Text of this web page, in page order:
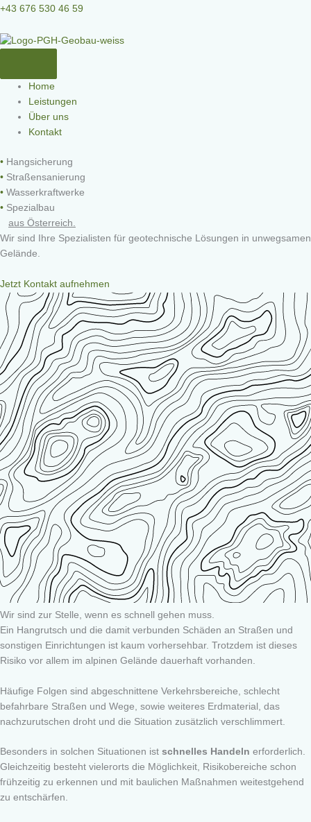
Zum
springen
+43 676 530 46 59
Home
Leistungen
Über uns
Kontakt
• Hangsicherung
• Straßensanierung
• Wasserkraftwerke
• Spezialbau
aus Österreich.
Wir sind Ihre Spezialisten für geotechnische Lösungen in unwegsamen
Gelände.
Jetzt Kontakt aufnehmen
Wir sind zur Stelle, wenn es schnell gehen muss.
Ein Hangrutsch und die damit verbunden Schäden an Straßen und
sonstigen Einrichtungen ist kaum vorhersehbar. Trotzdem ist dieses
Risiko vor allem im alpinen Gelände dauerhaft vorhanden.
Häufige Folgen sind abgeschnittene Verkehrsbereiche, schlecht
befahrbare Straßen und Wege, sowie weiteres Erdmaterial, das
nachzurutschen droht und die Situation zusätzlich verschlimmert.
Besonders in solchen Situationen ist schnelles Handeln erforderlich.
Gleichzeitig besteht vielerorts die Möglichkeit, Risikobereiche schon
frühzeitig zu erkennen und mit baulichen Maßnahmen weitestgehend
zu entschärfen.